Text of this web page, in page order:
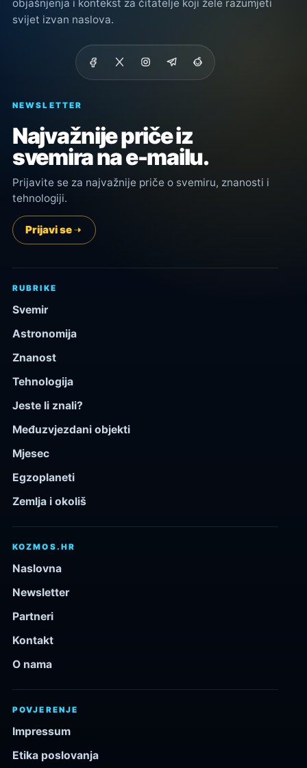
objašnjenja i kontekst za čitatelje koji žele razumjeti
svijet izvan naslova.
NEWSLETTER
Najvažnije priče iz
svemira na e-mailu.
Prijavite se za najvažnije priče o svemiru, znanosti i
tehnologiji.
Prijavi se
RUBRIKE
Svemir
Astronomija
Znanost
Tehnologija
Jeste li znali?
Međuzvjezdani objekti
Mjesec
Egzoplaneti
Zemlja i okoliš
KOZMOS.HR
Naslovna
Newsletter
Partneri
Kontakt
O nama
POVJERENJE
Impressum
Etika poslovanja